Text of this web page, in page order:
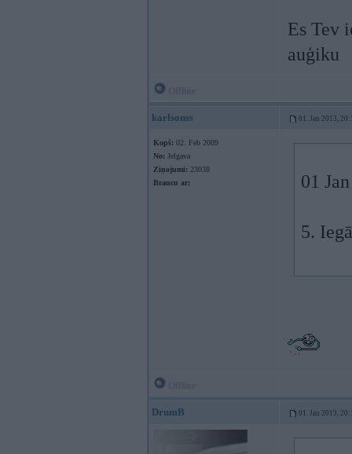
Es Tev
auģiku
karlsonss 01. Jan 2013,
Kopš: 02. Feb 2009
No: Jelgava
Ziņojumi: 23038
Braucu ar:
01
5.
DrumB 01. Jan 2013,